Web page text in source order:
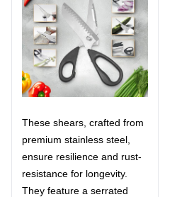
These shears, crafted from
premium stainless steel,
ensure resilience and rust-
resistance for longevity.
They feature a serrated